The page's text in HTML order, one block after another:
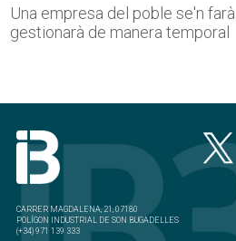
Una empresa del poble se'n
gestionarà de manera temporal
CARRER MAGDALENA, 21, 07180
POLÍGON INDUSTRIAL DE SON BUGADELLES
(+34) 971 139 333